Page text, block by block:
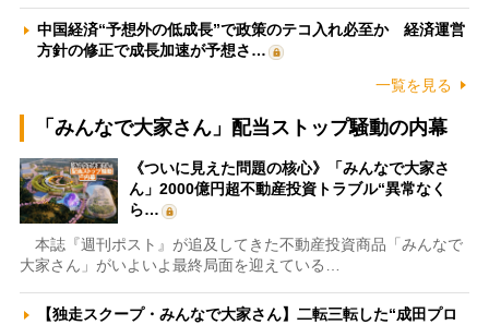
中国経済“予想外の低成長”で政策のテコ入れ必至か 経済運営
方針の修正で成長加速が予想さ…
一覧を見る
「みんなで大家さん」配当ストップ騒動の内幕
《ついに見えた問題の核心》「みんなで大家さ
ん」2000億円超不動産投資トラブル“異常なく
ら…
本誌『週刊ポスト』が追及してきた不動産投資商品「みんなで
大家さん」がいよいよ最終局面を迎えている…
【独走スクープ・みんなで大家さん】二転三転した“成田プロ